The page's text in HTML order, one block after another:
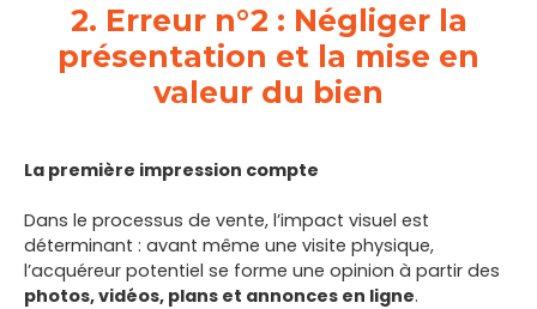
2. Erreur n°2 : Négliger la
présentation et la mise en
valeur du bien
La première impression compte
Dans le processus de vente, l’impact visuel est
déterminant : avant même une visite physique,
l’acquéreur potentiel se forme une opinion à partir des
photos, vidéos, plans et annonces en ligne.